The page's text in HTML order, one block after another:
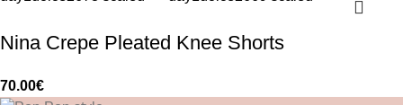
Nina Crepe Pleated Knee Shorts
70.00€